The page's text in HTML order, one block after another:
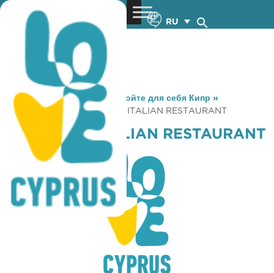
RU
You are here: Home »Откройте для себя Кипр »
Gastronomy
» IL BASILICO ITALIAN RESTAURANT
IL BASILICO ITALIAN RESTAURANT